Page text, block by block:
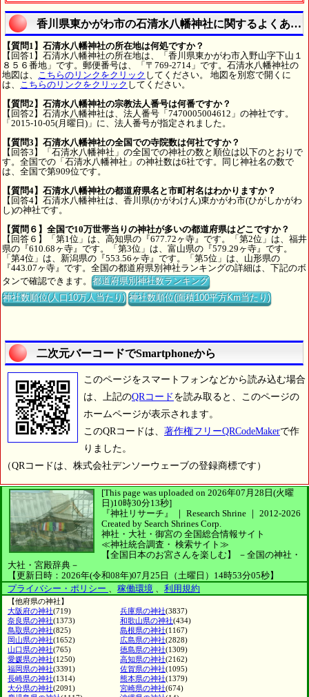
香川県東かがわ市の石清水八幡神社に関するよくある
【質問1】石清水八幡神社の所在地は何処ですか？
【回答1】石清水八幡神社の所在地は、「香川県東かがわ市入野山字下山１
８５６番地」です。郵便番号は、「〒769-2714」です。石清水八幡神社の
地図は、 こちらのリンクをクリック してください。 地図を別窓で開くに
は、 こちらのリンクをクリック してください。
【質問2】石清水八幡神社の宗教法人番号は何番ですか？
【回答2】石清水八幡神社は、法人番号「7470005004612」の神社です。
「2015-10-05(月曜日)」に、法人番号が指定されました。
【質問3】石清水八幡神社の全国での寺院数は何社ですか？
【回答3】「石清水八幡神社」の全国での神社の数と順位は以下のとおりで
す。全国での「石清水八幡神社」の神社数は6社です。同じ神社名の数で
は、全国で第909位です。
【質問4】石清水八幡神社の都道府県名と市町村名はわかりますか？
【回答4】石清水八幡神社は、香川県(かがわけん)東かがわ市(ひがしかがわ
し)の神社です。
【質問６】全国で10万世帯当りの神社が多いの都道府県はどこですか？
【回答６】「第1位」は、高知県の『677.72ヶ寺』です。「第2位」は、福井
県の『610.68ヶ寺』です。「第3位」は、富山県の『579.29ヶ寺』です。
「第4位」は、新潟県の『553.56ヶ寺』です。「第5位」は、山形県の
『443.07ヶ寺』です。全国の都道府県別神社ランキングの詳細は、下記のボ
タンで確認できます。都道府県別神社数ランキング
神社数順位(人口10万人当たり) 神社数順位(面積100平方Km当たり)
二次元バーコードでSmartphoneから
このページをスマートフォンなどから読み込む場合
は、上記のQRコード を読み取ると、このページの
ホームページが表示されます。
このQRコードは、 著作権フリーQRCodeMakerで作
りました。
（QRコードは、株式会社デンソーウェーブの登録商標です）
[This page was uploaded on 2026年07月28日(火曜
日)10時30分13秒]
『神社リサーチ』 ｜ Research Shrine ｜ 2012-2026
Created by Search Shrines Corp.
神社・大社・御宮の 全国総合情報サイト
≪神社統合調査・ 検索サイト≫
【全国日本のお宮さんを楽しむ】
－全国の神社・
大社・宮殿辞典－
【更新日時：2026年(令和08年)07月25日（土曜日）14時53分05秒】
プライバシー・ポリシー 、 稼働環境 、 利用規約
【他府県の神社】
大阪府の神社(719) 兵庫県の神社(3837)
奈良県の神社(1373) 和歌山県の神社(434)
鳥取県の神社(825) 島根県の神社(1167)
岡山県の神社(1652) 広島県の神社(2828)
山口県の神社(765) 徳島県の神社(1309)
愛媛県の神社(1250) 高知県の神社(2162)
福岡県の神社(3391) 佐賀県の神社(1095)
長崎県の神社(1314) 熊本県の神社(1379)
大分県の神社(2091) 宮崎県の神社(674)